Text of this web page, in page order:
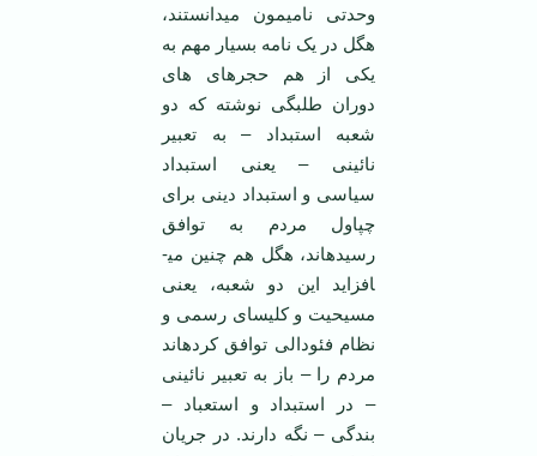
وحدتی نامیمون می­دانستند،
هگل در یک نامه بسیار مهم به
یکی از هم حجره­ای های
دوران طلبگی نوشته که دو
شعبه استبداد – به تعبیر
نائینی – یعنی استبداد
سیاسی و استبداد دینی برای
چپاول مردم به توافق
رسیده­اند، هگل هم چنین می­
افزاید این دو شعبه، یعنی
مسیحیت و کلیسای رسمی و
نظام فئودالی توافق کرده­اند
مردم را – باز به تعبیر نائینی
– در استبداد و استعباد –
بندگی – نگه دارند. در جریان